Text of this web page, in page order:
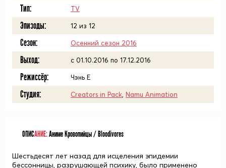
Тип: TV
Эпизоды: 12 из 12
Сезон: Осенний сезон 2016
Выход: c 01.10.2016 по 17.12.2016
Режиссёр: Чэнь Е
Студия: Creators in Pack Namu Animation
ОПИСАНИЕ:Аниме Кровопийцы / Bloodivores
Шестьдесят лет назад для исцеления эпидемии
бессонницы, разрушающей психику, было применено